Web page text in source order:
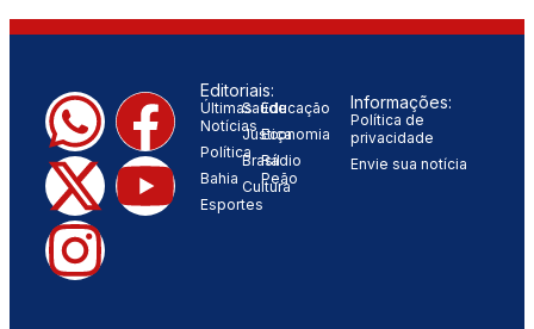
Editoriais:
Últimas
Notícias
Política
Bahia
Esportes
Saúde
Justiça
Brasil
Cultura
Educação
Economia
Rádio
Peão
Informações:
Política de
privacidade
Envie sua notícia